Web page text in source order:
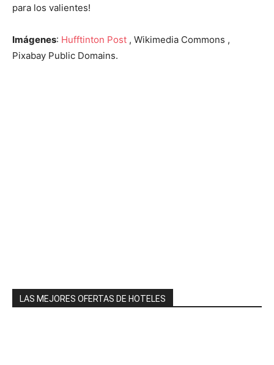
para los valientes!
Imágenes: Hufftinton Post , Wikimedia Commons ,
Pixabay Public Domains.
LAS MEJORES OFERTAS DE HOTELES